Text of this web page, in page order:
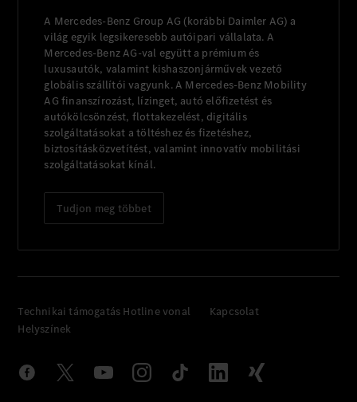
A Mercedes-Benz Group AG (korábbi Daimler AG) a
világ egyik legsikeresebb autóipari vállalata. A
Mercedes-Benz AG-val együtt a prémium és
luxusautók, valamint kishaszonjárművek vezető
globális szállítói vagyunk. A Mercedes-Benz Mobility
AG finanszírozást, lízinget, autó előfizetést és
autókölcsönzést, flottakezelést, digitális
szolgáltatásokat a töltéshez és fizetéshez,
biztosításközvetítést, valamint innovatív mobilitási
szolgáltatásokat kínál.
Tudjon meg többet
Technikai támogatás Hotline vonal
Kapcsolat
Helyszínek